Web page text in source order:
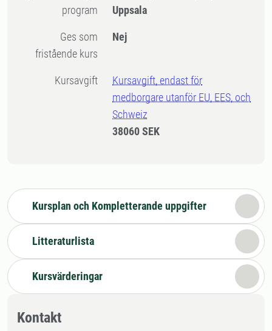
program
Uppsala
Ges som
fristående kurs
Nej
Kursavgift
Kursavgift, endast för
medborgare utanför EU, EES, och
Schweiz
38060 SEK
Kursplan och Kompletterande uppgifter
Litteraturlista
Kursvärderingar
Kontakt